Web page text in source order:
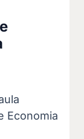
Economia